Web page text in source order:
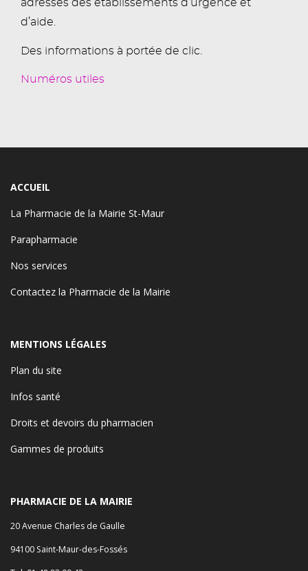
adresses des établissements d’urgence et
d’aide.
Des informations à portée de clic.
Numéros utiles
ACCUEIL
La Pharmacie de la Mairie St-Maur
Parapharmacie
Nos services
Contactez la Pharmacie de la Mairie
MENTIONS LÉGALES
Plan du site
Infos santé
Droits et devoirs du pharmacien
Gammes de produits
PHARMACIE DE LA MAIRIE
20 Avenue Charles de Gaulle
94100 Saint-Maur-des-Fossés